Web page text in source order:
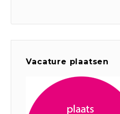
Vacature plaatsen